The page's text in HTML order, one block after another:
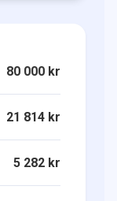
80 000 kr
21 814 kr
5 282 kr